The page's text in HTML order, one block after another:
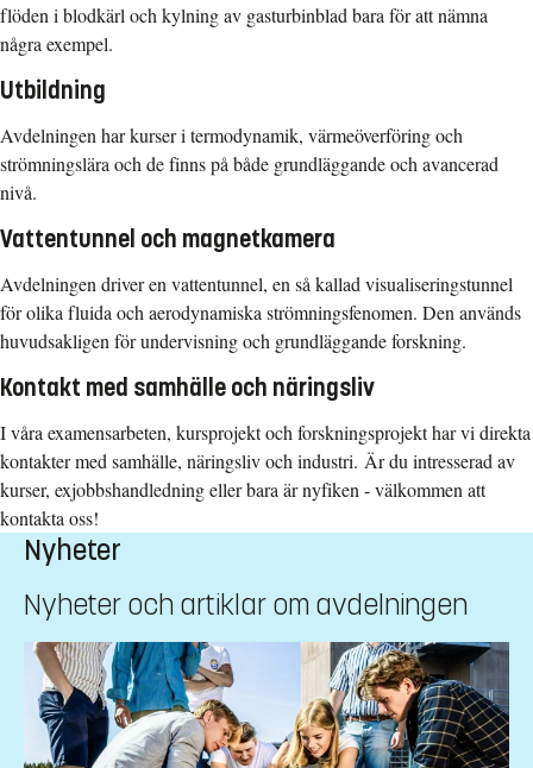
flöden i blodkärl och kylning av gasturbinblad bara för att nämna
några exempel.
Utbildning
Avdelningen har kurser i termodynamik, värmeöverföring och
strömningslära och de finns på både grundläggande och avancerad
nivå.
Vattentunnel och magnetkamera
Avdelningen driver en vattentunnel, en så kallad visualiseringstunnel
för olika fluida och aerodynamiska strömningsfenomen. Den används
huvudsakligen för undervisning och grundläggande forskning.
Kontakt med samhälle och näringsliv
I våra examensarbeten, kursprojekt och forskningsprojekt har vi direkta
kontakter med samhälle, näringsliv och industri. Är du intresserad av
kurser, exjobbshandledning eller bara är nyfiken - välkommen att
kontakta oss!
Nyheter
Nyheter och artiklar om avdelningen